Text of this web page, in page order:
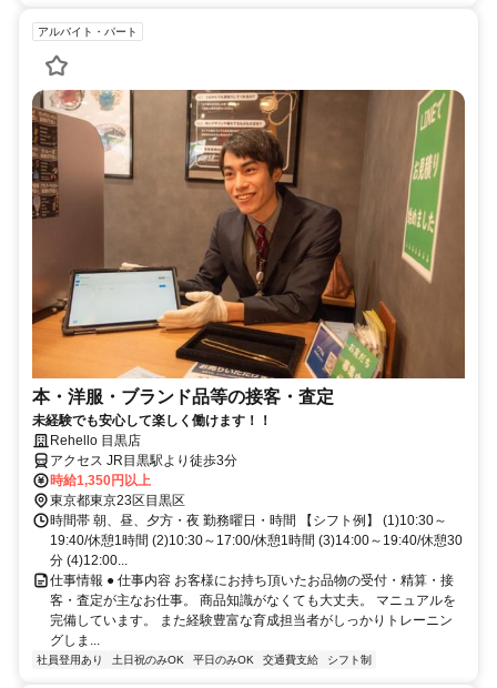
アルバイト・パート
本・洋服・ブランド品等の接客・査定
未経験でも安心して楽しく働けます！！
Rehello 目黒店
アクセス JR目黒駅より徒歩3分
時給1,350円以上
東京都東京23区目黒区
時間帯 朝、昼、夕方・夜 勤務曜日・時間 【シフト例】 (1)10:30～
19:40/休憩1時間 (2)10:30～17:00/休憩1時間 (3)14:00～19:40/休憩30
分 (4)12:00...
仕事情報 ● 仕事内容 お客様にお持ち頂いたお品物の受付・精算・接
客・査定が主なお仕事。 商品知識がなくても大丈夫。 マニュアルを
完備しています。 また経験豊富な育成担当者がしっかりトレーニン
グしま...
社員登用あり 土日祝のみOK 平日のみOK 交通費支給 シフト制